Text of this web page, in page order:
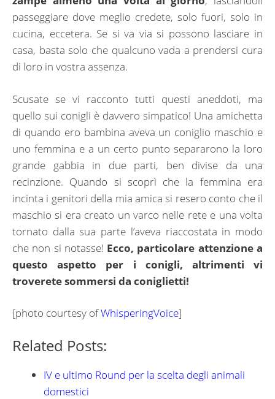
passeggiare dove meglio credete, solo fuori, solo in
cucina, eccetera. Se si va via si possono lasciare in
casa, basta solo che qualcuno vada a prendersi cura
di loro in vostra assenza.
Scusate se vi racconto tutti questi aneddoti, ma
quello sui conigli è davvero simpatico! Una amichetta
di quando ero bambina aveva un coniglio maschio e
uno femmina e a un certo punto separarono la loro
grande gabbia in due parti, ben divise da una
recinzione. Quando si scoprì che la femmina era
incinta i genitori della mia amica si resero conto che il
maschio si era creato un varco nelle rete e una volta
tornato dalla sua parte l’aveva riaccostata in modo
che non si notasse! Ecco, particolare attenzione a
questo aspetto per i conigli, altrimenti vi
troverete sommersi da coniglietti!
[photo courtesy ofWhisperingVoice]
Related Posts:
IV e ultimo Round per la scelta degli animali
domestici